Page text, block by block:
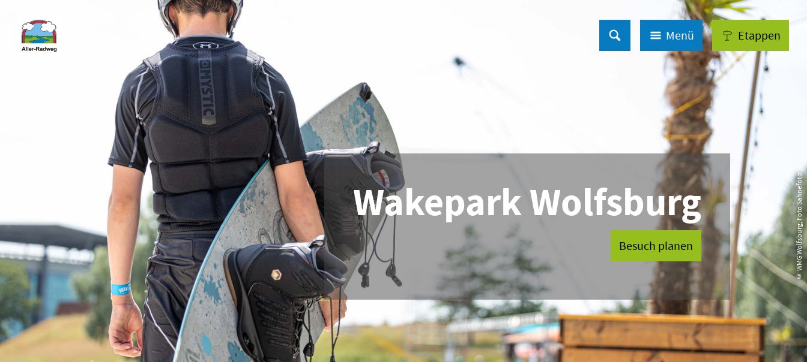
Menü Etappen
© WMG Wolfsburg, Foto Sahnefoto
Wakepark Wolfsburg
Besuch planen